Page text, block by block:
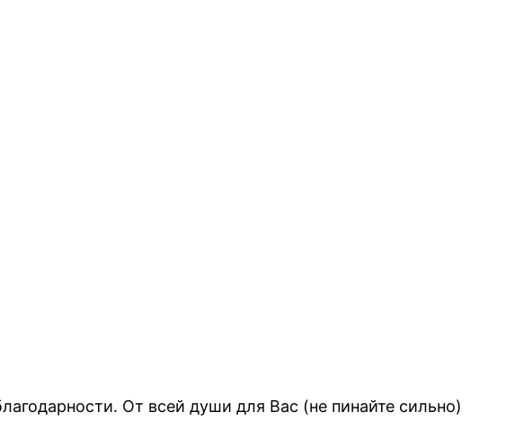
От всей души для Вас (не пинайте сильно)